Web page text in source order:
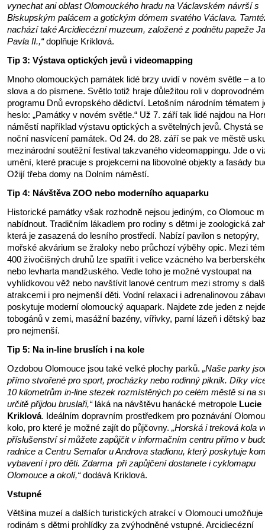
vynechat ani oblast Olomouckého hradu na Václavském návrší s
Biskupským palácem a gotickým dómem svatého Václava.
nachází také Arcidiecézní muzeum, založené z podnětu papeže
Pavla II.,“doplňuje Kriklová.
Tip 3: Výstava optických jevů i videomapping
Mnoho olomouckých památek lidé brzy uvidí v novém světle – a
slova a do písmene. Světlo totiž hraje důležitou roli v doprovodném
programu Dnů evropského dědictví. Letošním národním tématem
heslo: „Památky v novém světle.“ Už 7. září tak lidé najdou na
náměstí například výstavu optických a světelných jevů. Chystá se
noční nasvícení památek. Od 24. do 28. září se pak ve městě
mezinárodní soutěžní festival takzvaného videomappingu. Jde o
umění, které pracuje s projekcemi na libovolné objekty a fasády
Ožijí třeba domy na Dolním náměstí.
Tip 4: Návštěva ZOO nebo moderního aquaparku
Historické památky však rozhodně nejsou jediným, co Olomouc
nabídnout. Tradičním lákadlem pro rodiny s dětmi je zoologická
která je zasazená do lesního prostředí. Nabízí pavilon s netopýry,
mořské akvárium se žraloky nebo průchozí výběhy opic. Mezi
400 živočišných druhů lze spatřit i velice vzácného lva
nebo levharta mandžuského. Vedle toho je možné vystoupat na
vyhlídkovou věž nebo navštívit lanové centrum mezi stromy s
atrakcemi i pro nejmenší děti. Vodní relaxaci i adrenalinovou
poskytuje moderní olomoucký aquapark. Najdete zde jeden z
tobogánů v zemi, masážní bazény, vířivky, parní lázeň i dětský
pro nejmenší.
Tip 5: Na in-line bruslích i na kole
Ozdobou Olomouce jsou také velké plochy parků. „Naše parky
přímo stvořené pro sport, procházky nebo rodinný piknik. Díky
10 kilometrům in-line stezek rozmístěných po celém městě si na
určitě přijdou bruslaři,“láká na návštěvu hanácké metropole Lucie
Kriklová. Ideálním dopravním prostředkem pro poznávání
kolo, pro které je možné zajít do půjčovny. „Horská i treková kola
příslušenství si můžete zapůjčit v informačním centru přímo v
radnice a Centru Semafor u Androva stadionu, který poskytuje
vybavení i pro děti. Zdarma při zapůjčení dostanete i cyklomapu
Olomouce a okolí,“dodává Kriklová.
Vstupné
Většina muzeí a dalších turistických atrakcí v Olomouci umožňuje
rodinám s dětmi prohlídky za zvýhodněné vstupné. Arcidiecézní